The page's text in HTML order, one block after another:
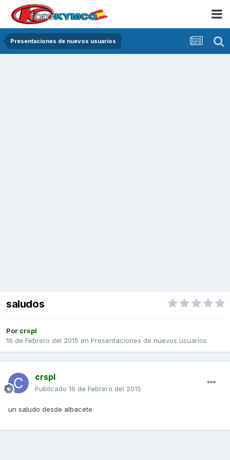
Presentaciones de nuevos usuarios
saludos
Por crspl
16 de Febrero del 2015 en Presentaciones de nuevos usuarios
crspl
Publicado 16 de Febrero del 2015
un saludo desde albacete